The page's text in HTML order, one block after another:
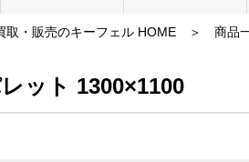
・販売のキーフェル HOME ＞ 商品
ット 1300×1100